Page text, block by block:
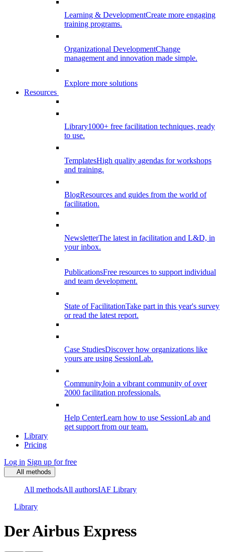
Learning & DevelopmentCreate more engaging
training programs.
Organizational DevelopmentChange
management and innovation made simple.
Explore more solutions
Resources
Library1000+ free facilitation techniques, ready
to use.
TemplatesHigh quality agendas for workshops
and training.
BlogResources and guides from the world of
facilitation.
NewsletterThe latest in facilitation and L&D, in
your inbox.
PublicationsFree resources to support individual
and team development.
State of FacilitationTake part in this year's survey
or read the latest report.
Case StudiesDiscover how organizations like
yours are using SessionLab.
CommunityJoin a vibrant community of over
2000 facilitation professionals.
Help CenterLearn how to use SessionLab and
get support from our team.
Library
Pricing
Log in Sign up for free
All methods
All methodsAll authorsIAF Library
Library
Der Airbus Express